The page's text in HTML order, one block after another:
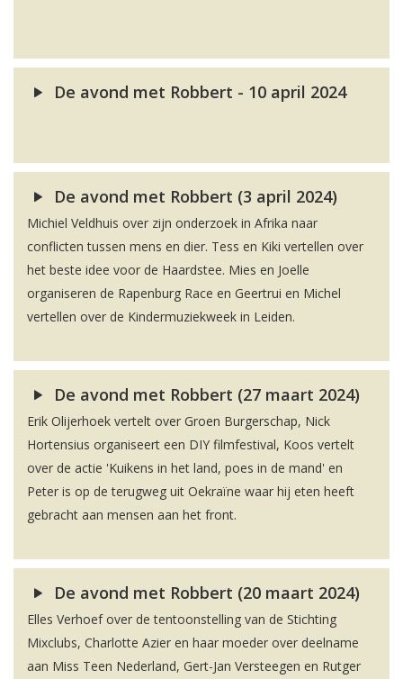
De avond met Robbert - 10 april 2024
De avond met Robbert (3 april 2024)
Michiel Veldhuis over zijn onderzoek in Afrika naar
conflicten tussen mens en dier. Tess en Kiki vertellen over
het beste idee voor de Haardstee. Mies en Joelle
organiseren de Rapenburg Race en Geertrui en Michel
vertellen over de Kindermuziekweek in Leiden.
De avond met Robbert (27 maart 2024)
Erik Olijerhoek vertelt over Groen Burgerschap, Nick
Hortensius organiseert een DIY filmfestival, Koos vertelt
over de actie 'Kuikens in het land, poes in de mand' en
Peter is op de terugweg uit Oekraïne waar hij eten heeft
gebracht aan mensen aan het front.
De avond met Robbert (20 maart 2024)
Elles Verhoef over de tentoonstelling van de Stichting
Mixclubs, Charlotte Azier en haar moeder over deelname
aan Miss Teen Nederland, Gert-Jan Versteegen en Rutger